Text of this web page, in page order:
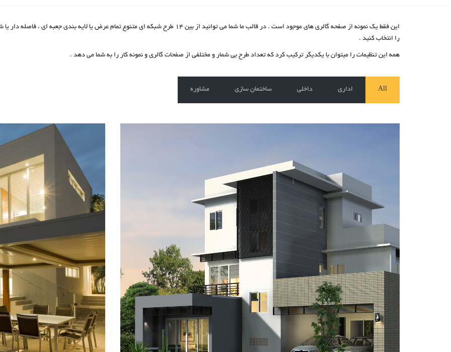
را انتخاب کنید .
همه این تنظیمات را میتوان با یکدیگر ترکیب کرد که تعداد طرح بی شمار و مختلفی از صفحات گالری و نمونه کار را به شما می دهد .
All اداری داخلی ساختمان سازی مشاوره